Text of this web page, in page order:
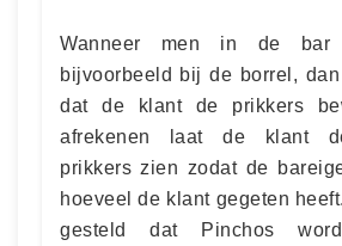
Wanneer men in de bar
bijvoorbeeld bij de borrel,
dat de klant de prikkers
afrekenen laat de klant
prikkers zien zodat de
hoeveel de klant gegeten
gesteld dat Pinchos